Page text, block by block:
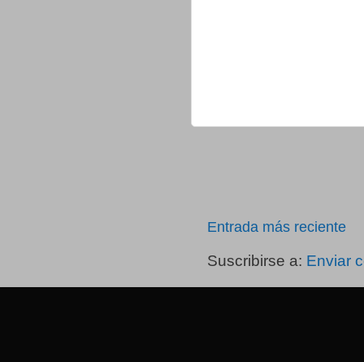
Entrada más reciente
Suscribirse a: Enviar